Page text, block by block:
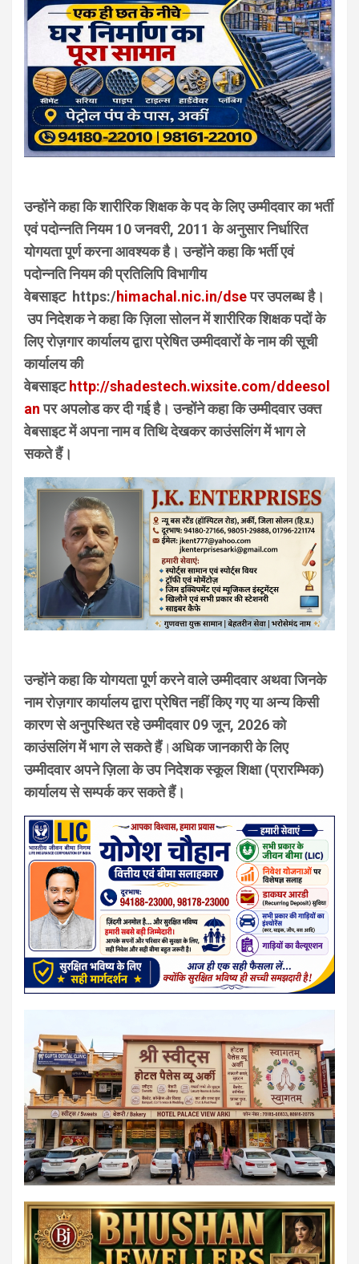
उन्होंने कहा कि शारीरिक शिक्षक के पद के लिए उम्मीदवार का भर्ती
एवं पदोन्नति नियम 10 जनवरी, 2011 के अनुसार निर्धारित
योगयता पूर्ण करना आवश्यक है। उन्होंने कहा कि भर्ती एवं
पदोन्नति नियम की प्रतिलिपि विभागीय
वेबसाइट https:/himachal.nic.in/dseपर उपलब्ध है।
उप निदेशक ने कहा कि ज़िला सोलन में शारीरिक शिक्षक पदों के
लिए रोज़गार कार्यालय द्वारा प्रेषित उम्मीदवारों के नाम की सूची
कार्यालय की
वेबसाइटhttp://shadestech.wixsite.com/ddeesol
anपर अपलोड कर दी गई है। उन्होंने कहा कि उम्मीदवार उक्त
वेबसाइट में अपना नाम व तिथि देखकर काउंसलिंग में भाग ले
सकते हैं।
उन्होंने कहा कि योगयता पूर्ण करने वाले उम्मीदवार अथवा जिनके
नाम रोज़गार कार्यालय द्वारा प्रेषित नहीं किए गए या अन्य किसी
कारण से अनुपस्थित रहे उम्मीदवार 09 जून, 2026 को
काउंसलिंग में भाग ले सकते हैं।अधिक जानकारी के लिए
उम्मीदवार अपने ज़िला के उप निदेशक स्कूल शिक्षा (प्रारम्भिक)
कार्यालय से सम्पर्क कर सकते हैं।